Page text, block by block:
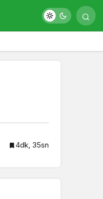
4dk, 35sn